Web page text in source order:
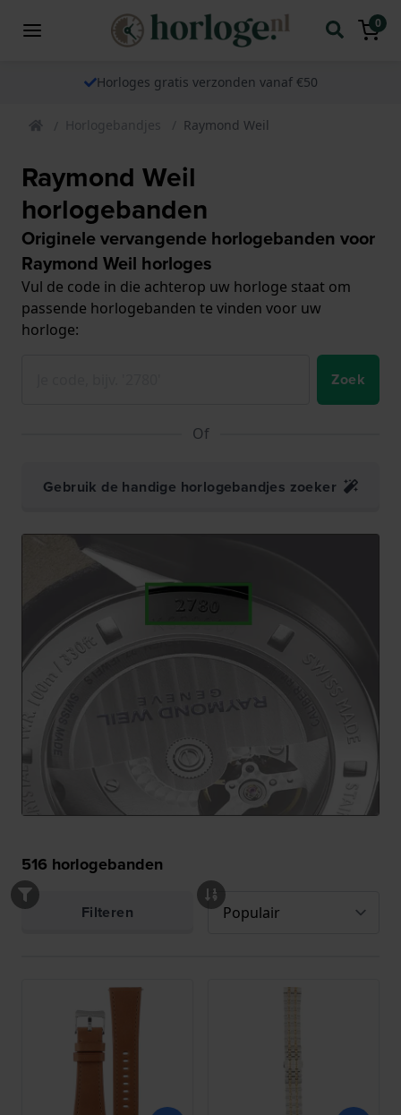
0
Horloges gratis verzonden vanaf €50
Horlogebandjes Raymond Weil
Raymond Weil
horlogebanden
Originele vervangende horlogebanden voor
Raymond Weil horloges
Vul de code in die achterop uw horloge staat om
passende horlogebanden te vinden voor uw
horloge:
Zoek
Of
Gebruik de handige horlogebandjes zoeker
516 horlogebanden
Filteren